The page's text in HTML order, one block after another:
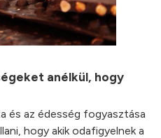
anélkül, hogy
és az édesség fogyasztása
hogy akik odafigyelnek a